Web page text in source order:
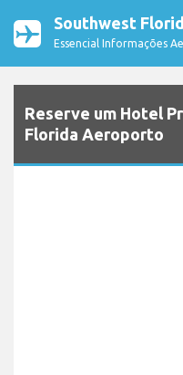
Southwest
Essencial Informações
Reserve um Hotel
Florida Aeroporto